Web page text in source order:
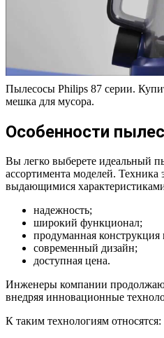
Пылесосы Philips 87 серии.
мешка для мусора.
Особенности
Вы легко выберете идеальный
ассортимента моделей. Техника
выдающимися
надежность;
широкий функционал;
продуманная конструкция
современный дизайн;
доступная цена.
Инженеры компании
внедряя инновационные
К таким технологиям относятся: